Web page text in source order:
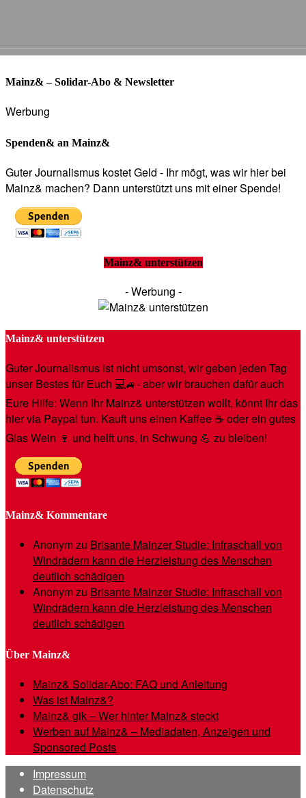
Mainz& – Solidar-Abo & Newsletter
Werbung
Spenden& an Mainz&
Guter Journalismus kostet Geld - Ihr mögt, was wir hier bei
Mainz& machen? Dann unterstützt uns mit einer Spende!
Mainz& unterstützen
- Werbung -
Mainz& unterstützen
Guter Journalismus ist nicht umsonst, wir geben jeden Tag
unser Bestes für Euch 💻🚙- aber wir brauchen dafür auch
Eure Hilfe: Wenn Ihr Mainz& unterstützen wollt, könnt Ihr das
hier via Paypal tun. Kauft uns einen Kaffee ☕️ oder ein gutes
Glas Wein 🍷 und helft uns, in Schwung 💪 zu bleiben!
Mainz& Kommentare
Anonymzu Brisante Mainzer Studie: Infraschall von
Windrädern kann die Herzleistung des Menschen
deutlich schädigen
Anonymzu Brisante Mainzer Studie: Infraschall von
Windrädern kann die Herzleistung des Menschen
deutlich schädigen
Über Mainz&
Mainz& Solidar-Abo: FAQ und Anleitung
Was ist Mainz&?
Mainz& gik – Wer hinter Mainz& steckt
Werben auf Mainz& – Mediadaten, Anzeigen und
Sponsored Posts
Impressum
Datenschutz